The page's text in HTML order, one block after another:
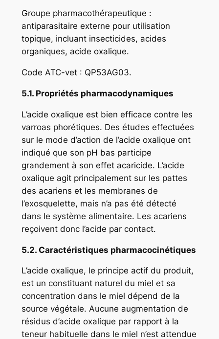
Groupe pharmacothérapeutique :
antiparasitaire externe pour utilisation
topique, incluant insecticides, acides
organiques, acide oxalique.
Code ATC-vet : QP53AG03.
5.1. Propriétés pharmacodynamiques
L’acide oxalique est bien efficace contre les
varroas phorétiques. Des études effectuées
sur le mode d’action de l’acide oxalique ont
indiqué que son pH bas participe
grandement à son effet acaricide. L’acide
oxalique agit principalement sur les pattes
des acariens et les membranes de
l’exosquelette, mais n’a pas été détecté
dans le système alimentaire. Les acariens
reçoivent donc l’acide par contact.
5.2. Caractéristiques pharmacocinétiques
L’acide oxalique, le principe actif du produit,
est un constituant naturel du miel et sa
concentration dans le miel dépend de la
source végétale. Aucune augmentation de
résidus d’acide oxalique par rapport à la
teneur habituelle dans le miel n’est attendue